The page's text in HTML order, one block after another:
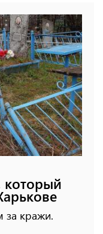
который
за кражи.